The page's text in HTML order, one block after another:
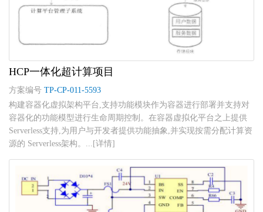
HCP一体化超计算项目
方案编号 TP-CP-011-5593
构建容器化虚拟架构平台,支持功能模块作为容器进行部署并支持对
容器化的功能模型进行生命周期控制。在容器虚拟化平台之上提供
Serverless支持,为用户与开发者提供功能抽象,并实现按需分配计算资
源的 Serverless架构。...[详情]